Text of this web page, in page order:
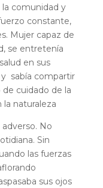
comunidad y
constante,
Mujer capaz de
se entretenía
en sus
y sabía compartir
de cuidado de la
naturaleza
No
Sin
las fuerzas
sus ojos